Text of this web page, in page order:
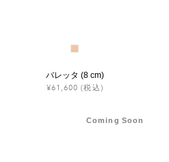
バレッタ (8 cm)
¥61,600 (税込)
Coming Soon